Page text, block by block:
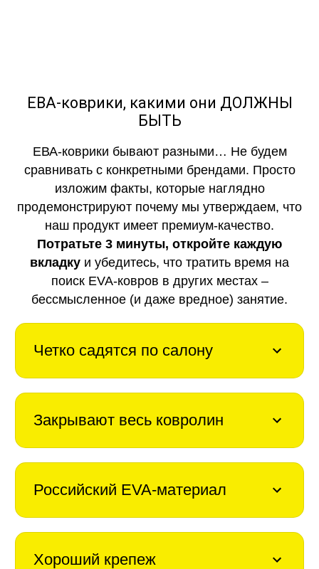
ЕВА-коврики, какими они ДОЛЖНЫ
БЫТЬ
ЕВА-коврики бывают разными… Не будем
сравнивать с конкретными брендами. Просто
изложим факты, которые наглядно
продемонстрируют почему мы утверждаем, что
наш продукт имеет премиум-качество.
Потратьте 3 минуты, откройте каждую
вкладку и убедитесь, что тратить время на
поиск EVA-ковров в других местах –
бессмысленное (и даже вредное) занятие.
Четко садятся по салону
Закрывают весь ковролин
Российский EVA-материал
Хороший крепеж